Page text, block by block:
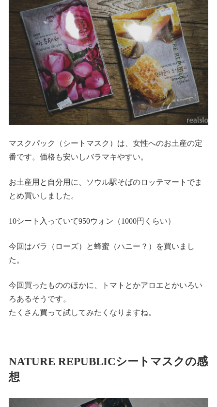
マスクパック（シートマスク）は、女性へのお土産の定
番です。価格も安いしバラマキやすい。
お土産用と自分用に、ソウル駅そばのロッテマートでま
とめ買いしました。
10シート入っていて950ウォン（1000円くらい）
今回はバラ（ローズ）と蜂蜜（ハニー？）を買いまし
た。
今回買ったもののほかに、トマトとかアロエとかいろい
ろあるそうです。
たくさん買って試してみたくなりますね。
NATURE REPUBLICシートマスクの感
想